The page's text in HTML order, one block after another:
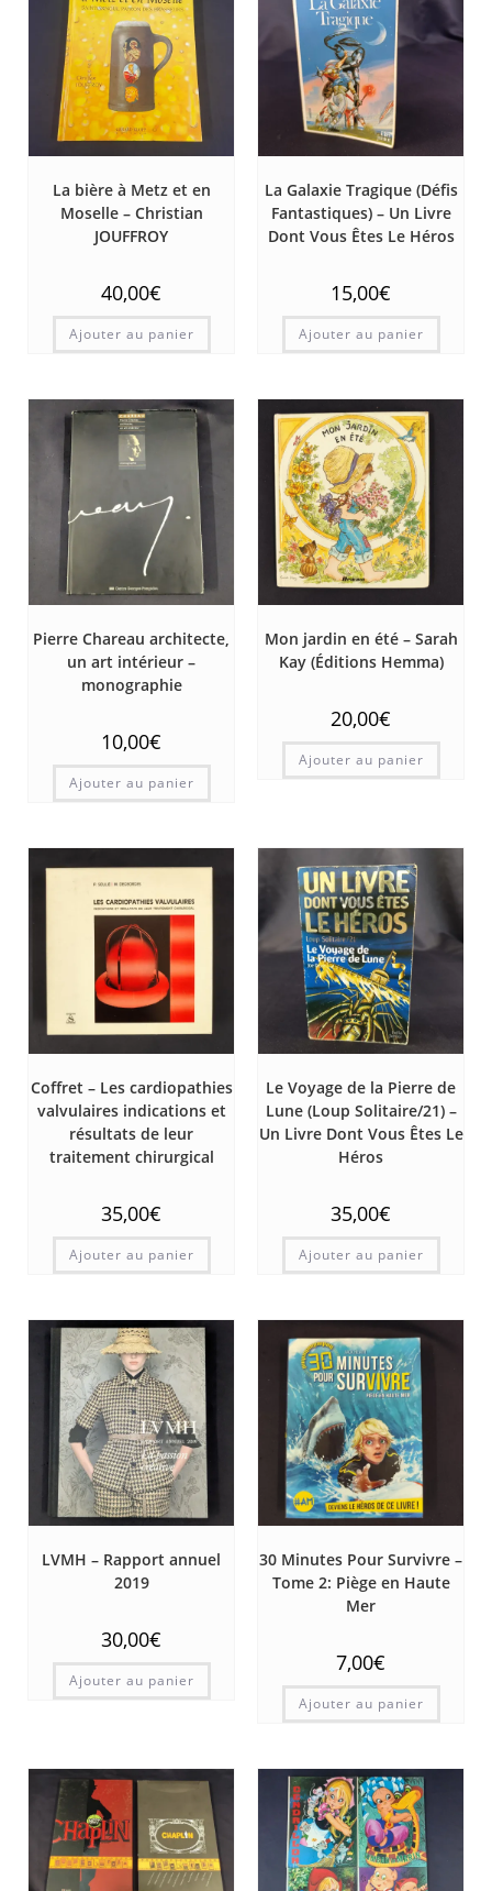
La bière à Metz et en
Moselle – Christian
JOUFFROY
40,00€
Ajouter au panier
La Galaxie Tragique (Défis
Fantastiques) – Un Livre
Dont Vous Êtes Le Héros
15,00€
Ajouter au panier
Pierre Chareau architecte,
un art intérieur –
monographie
10,00€
Ajouter au panier
Mon jardin en été – Sarah
Kay (Éditions Hemma)
20,00€
Ajouter au panier
Coffret – Les cardiopathies
valvulaires indications et
résultats de leur
traitement chirurgical
35,00€
Ajouter au panier
Le Voyage de la Pierre de
Lune (Loup Solitaire/21) –
Un Livre Dont Vous Êtes Le
Héros
35,00€
Ajouter au panier
LVMH – Rapport annuel
2019
30,00€
Ajouter au panier
30 Minutes Pour Survivre –
Tome 2: Piège en Haute
Mer
7,00€
Ajouter au panier